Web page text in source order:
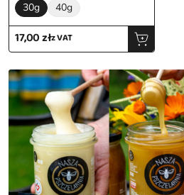
Pojemność
30g 40g
17,00złz VAT